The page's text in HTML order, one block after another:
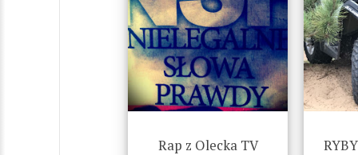
Rap z Olecka TV